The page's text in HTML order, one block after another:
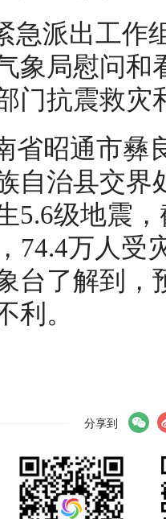
急派出工作
象局慰问
门抗震救灾
省昭通市彝
自治县交界
5.6级地震
74.4万人受
台了解到，
利。
分享到